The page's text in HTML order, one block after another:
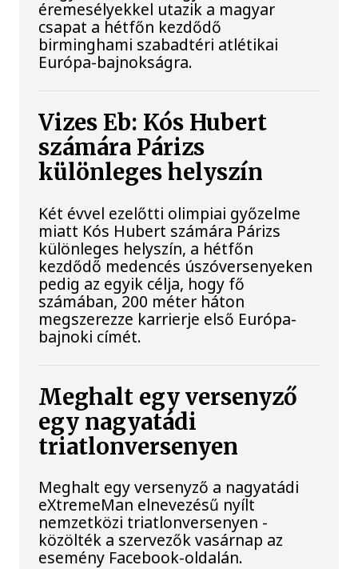
éremesélyekkel utazik a magyar
csapat a hétfőn kezdődő
birminghami szabadtéri atlétikai
Európa-bajnokságra.
Vizes Eb: Kós Hubert
számára Párizs
különleges helyszín
Két évvel ezelőtti olimpiai győzelme
miatt Kós Hubert számára Párizs
különleges helyszín, a hétfőn
kezdődő medencés úszóversenyeken
pedig az egyik célja, hogy fő
számában, 200 méter háton
megszerezze karrierje első Európa-
bajnoki címét.
Meghalt egy versenyző
egy nagyatádi
triatlonversenyen
Meghalt egy versenyző a nagyatádi
eXtremeMan elnevezésű nyílt
nemzetközi triatlonversenyen -
közölték a szervezők vasárnap az
esemény Facebook-oldalán.